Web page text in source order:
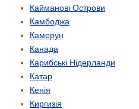
Кайманові Острови
Камбоджа
Камерун
Канада
Карибські Нідерланди
Катар
Кенія
Киргизія